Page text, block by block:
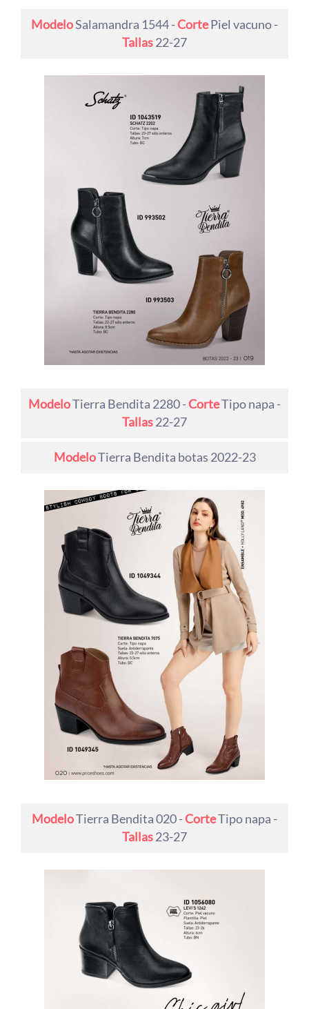
ModeloSalamandra 1544 -CortePiel vacuno -
Tallas22-27
ModeloTierra Bendita 2280 -CorteTipo napa -
Tallas22-27
ModeloTierra Bendita botas 2022-23
ModeloTierra Bendita 020 -CorteTipo napa -
Tallas23-27